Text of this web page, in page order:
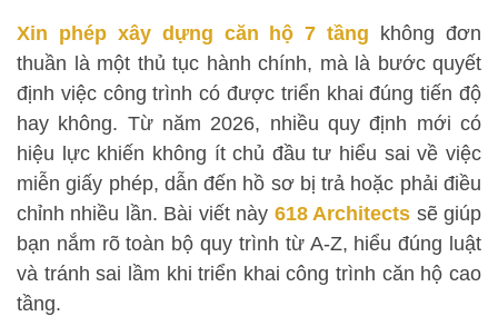
Xin phép xây dựng căn hộ 7 tầng không đơn
thuần là một thủ tục hành chính, mà là bước quyết
định việc công trình có được triển khai đúng tiến độ
hay không. Từ năm 2026, nhiều quy định mới có
hiệu lực khiến không ít chủ đầu tư hiểu sai về việc
miễn giấy phép, dẫn đến hồ sơ bị trả hoặc phải điều
chỉnh nhiều lần. Bài viết này 618 Architects sẽ giúp
bạn nắm rõ toàn bộ quy trình từ A-Z, hiểu đúng luật
và tránh sai lầm khi triển khai công trình căn hộ cao
tầng.